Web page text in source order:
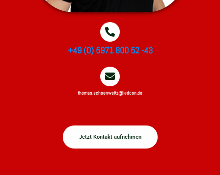
+49 (0) 5971 800 52 -43
thomas.schoenweitz@ledcon.de
Jetzt Kontakt aufnehmen